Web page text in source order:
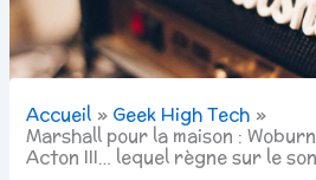
Accueil
Geek High Tech
Marshall pour la maison :
Acton III… lequel règne sur le